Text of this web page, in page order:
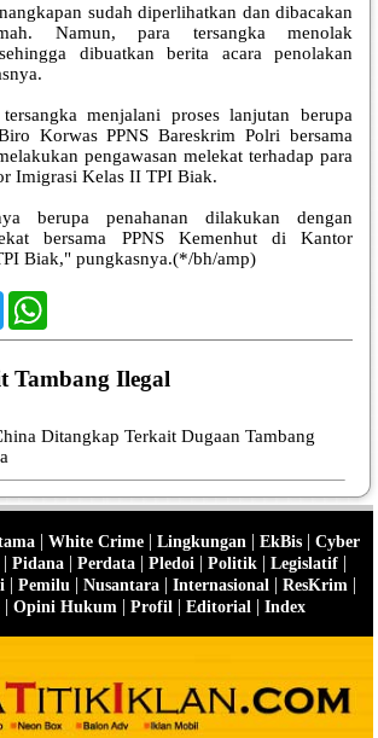
sudah diperlihatkan dan dibacakan
Namun, para tersangka menolak
dibuatkan berita acara penolakan
menjalani proses lanjutan berupa
Korwas PPNS Bareskrim Polri bersama
pengawasan melekat terhadap para
Imigrasi Kelas II TPI Biak.
berupa penahanan dilakukan dengan
bersama PPNS Kemenhut di Kantor
Biak," pungkasnya.(*/bh/amp)
TwitterWhatsApp
Tambang Ilegal
Ditangkap Terkait Dugaan Tambang
| White Crime| Lingkungan | EkBis| Cyber
| Pidana | Perdata | Pledoi | Politik | Legislatif |
| Pemilu | Nusantara| Internasional | ResKrim |
| Opini Hukum | Profil | Editorial | Index